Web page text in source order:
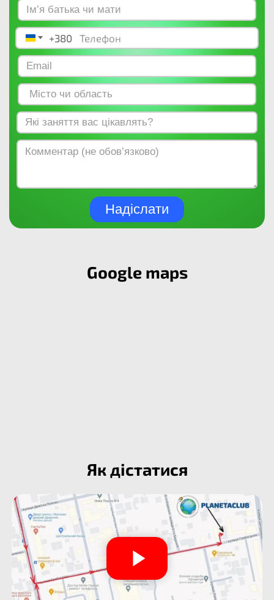
Ukraine +380
+380
Надіслати
Google maps
Як дістатися